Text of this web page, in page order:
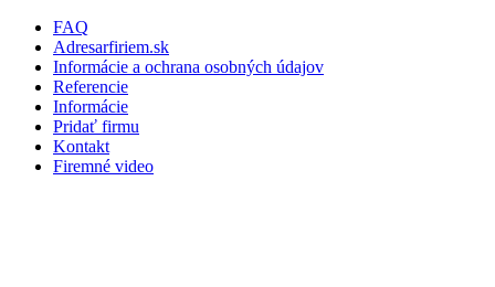
FAQ
Adresarfiriem.sk
Informácie a ochrana osobných údajov
Referencie
Informácie
Pridať firmu
Kontakt
Firemné video